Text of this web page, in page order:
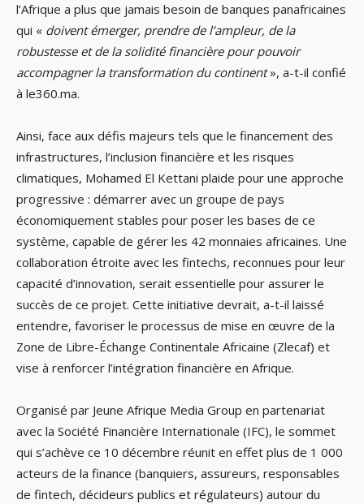
l’Afrique a plus que jamais besoin de banques panafricaines
qui « doivent émerger, prendre de l’ampleur, de la
robustesse et de la solidité financière pour pouvoir
accompagner la transformation du continent», a-t-il confié
à le360.ma.
Ainsi, face aux défis majeurs tels que le financement des
infrastructures, l’inclusion financière et les risques
climatiques, Mohamed El Kettani plaide pour une approche
progressive : démarrer avec un groupe de pays
économiquement stables pour poser les bases de ce
système, capable de gérer les 42 monnaies africaines. Une
collaboration étroite avec les fintechs, reconnues pour leur
capacité d’innovation, serait essentielle pour assurer le
succès de ce projet. Cette initiative devrait, a-t-il laissé
entendre, favoriser le processus de mise en œuvre de la
Zone de Libre-Échange Continentale Africaine (Zlecaf) et
vise à renforcer l’intégration financière en Afrique.
Organisé par Jeune Afrique Media Group en partenariat
avec la Société Financière Internationale (IFC), le sommet
qui s’achève ce 10 décembre réunit en effet plus de 1 000
acteurs de la finance (banquiers, assureurs, responsables
de fintech, décideurs publics et régulateurs) autour du